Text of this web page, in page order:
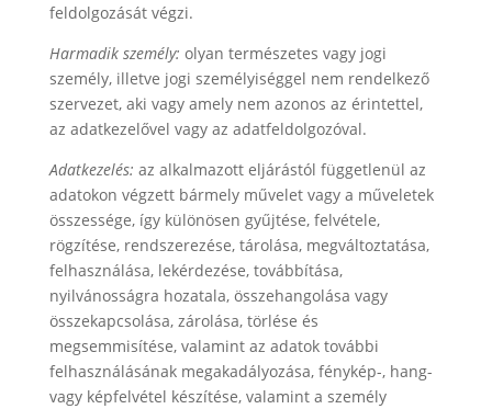
feldolgozását végzi.
Harmadik személy: olyan természetes vagy jogi
személy, illetve jogi személyiséggel nem rendelkező
szervezet, aki vagy amely nem azonos az érintettel,
az adatkezelővel vagy az adatfeldolgozóval.
Adatkezelés: az alkalmazott eljárástól függetlenül az
adatokon végzett bármely művelet vagy a műveletek
összessége, így különösen gyűjtése, felvétele,
rögzítése, rendszerezése, tárolása, megváltoztatása,
felhasználása, lekérdezése, továbbítása,
nyilvánosságra hozatala, összehangolása vagy
összekapcsolása, zárolása, törlése és
megsemmisítése, valamint az adatok további
felhasználásának megakadályozása, fénykép-, hang-
vagy képfelvétel készítése, valamint a személy